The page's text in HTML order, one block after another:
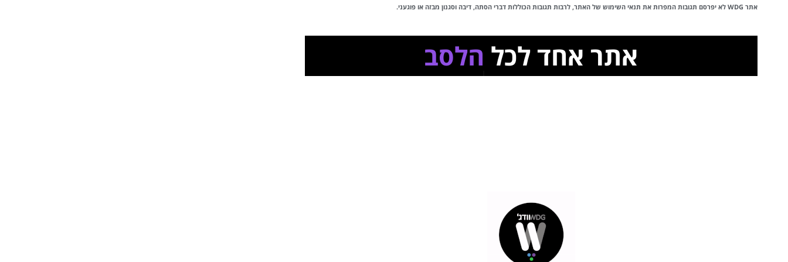
אתר WDG לא יפרסם תגובות המפרות את תנאי השימוש של האתר, לרבות תגובות הכוללות דברי הסתה, דיבה וסגנון מבזה או פוגעני.
אתר אחד לכלהלסביות